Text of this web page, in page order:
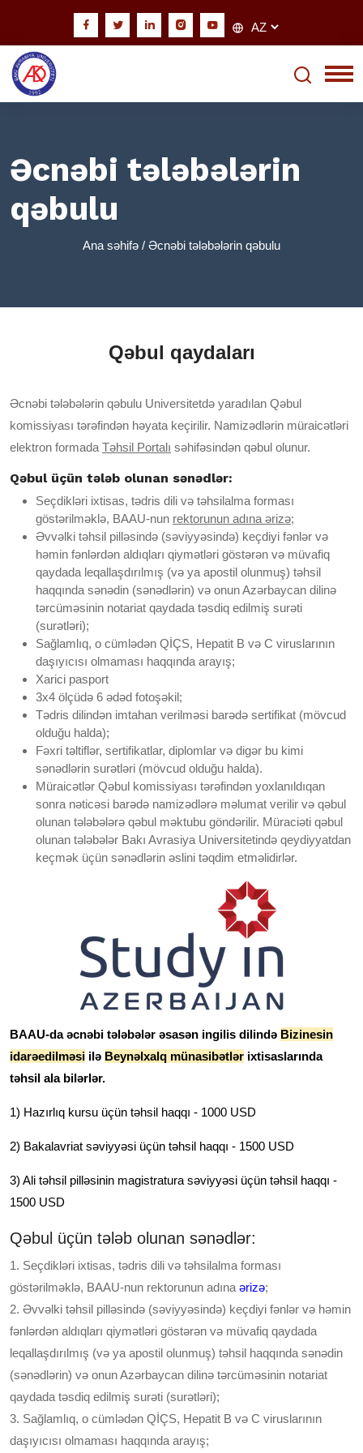
Əcnəbi tələbələrin
qəbulu
Ana səhifə / Əcnəbi tələbələrin qəbulu
Qəbul qaydaları
Əcnəbi tələbələrin qəbulu Universitetdə yaradılan Qəbul
komissiyası tərəfindən həyata keçirilir. Namizədlərin müraicətləri
elektron formada Təhsil Portalı səhifəsindən qəbul olunur.
Qəbul üçün tələb olunan sənədlər:
Seçdikləri ixtisas, tədris dili və təhsilalma forması
göstərilməklə, BAAU-nun rektorunun adına ərizə;
Əvvəlki təhsil pilləsində (səviyyəsində) keçdiyi fənlər və
həmin fənlərdən aldıqları qiymətləri göstərən və müvafiq
qaydada leqallaşdırılmış (və ya apostil olunmuş) təhsil
haqqında sənədin (sənədlərin) və onun Azərbaycan dilinə
tərcüməsinin notariat qaydada təsdiq edilmiş surəti
(surətləri);
Sağlamlıq, o cümlədən QİÇS, Hepatit B və C viruslarının
daşıyıcısı olmaması haqqında arayış;
Xarici pasport
3x4 ölçüdə 6 ədəd fotoşəkil;
Tədris dilindən imtahan verilməsi barədə sertifikat (mövcud
olduğu halda);
Fəxri təltiflər, sertifikatlar, diplomlar və digər bu kimi
sənədlərin surətləri (mövcud olduğu halda).
Müraicətlər Qəbul komissiyası tərəfindən yoxlanıldıqan
sonra nəticəsi barədə namizədlərə məlumat verilir və qəbul
olunan tələbələrə qəbul məktubu göndərilir. Müraciəti qəbul
olunan tələbələr Bakı Avrasiya Universitetində qeydiyyatdan
keçmək üçün sənədlərin əslini təqdim etməlidirlər.
BAAU-da əcnəbi tələbələr əsasən ingilis dilində Bizinesin
idarəedilməsi ilə Beynəlxalq münasibətlər ixtisaslarında
təhsil ala bilərlər.
1) Hazırlıq kursu üçün təhsil haqqı - 1000 USD
2) Bakalavriat səviyyəsi üçün təhsil haqqı - 1500 USD
3) Ali təhsil pilləsinin magistratura səviyyəsi üçün təhsil haqqı -
1500 USD
Qəbul üçün tələb olunan sənədlər:
1. Seçdikləri ixtisas, tədris dili və təhsilalma forması
göstərilməklə, BAAU-nun rektorunun adına ərizə;
2. Əvvəlki təhsil pilləsində (səviyyəsində) keçdiyi fənlər və həmin
fənlərdən aldıqları qiymətləri göstərən və müvafiq qaydada
leqallaşdırılmış (və ya apostil olunmuş) təhsil haqqında sənədin
(sənədlərin) və onun Azərbaycan dilinə tərcüməsinin notariat
qaydada təsdiq edilmiş surəti (surətləri);
3. Sağlamlıq, o cümlədən QİÇS, Hepatit B və C viruslarının
daşıyıcısı olmaması haqqında arayış;